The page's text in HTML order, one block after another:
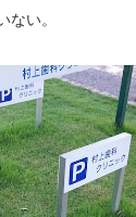
ない。